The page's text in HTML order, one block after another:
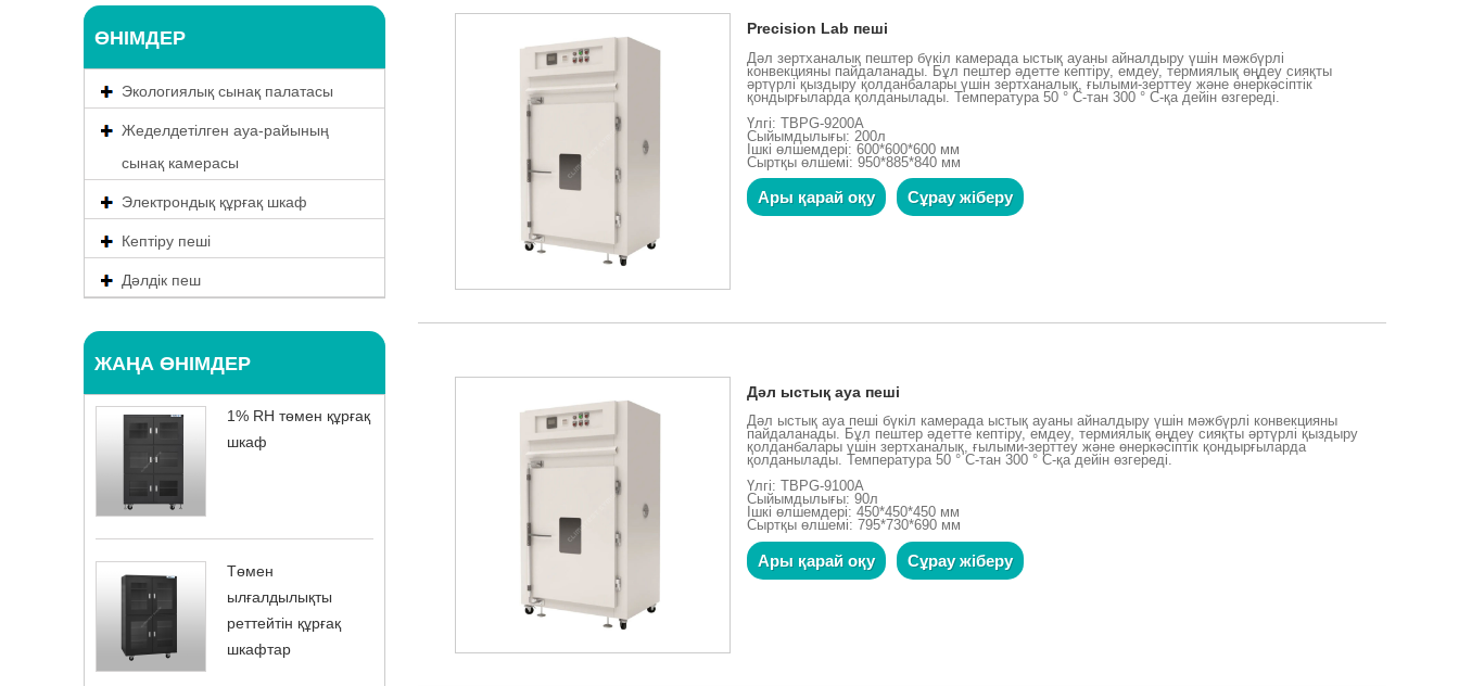
ӨНІМДЕР
Экологиялық сынақ палатасы
Жеделдетілген ауа-райының
сынақ камерасы
Электрондық құрғақ шкаф
Кептіру пеші
Дәлдік пеш
ЖАҢА ӨНІМДЕР
1% RH төмен құрғақ
шкаф
Төмен
ылғалдылықты
реттейтін құрғақ
шкафтар
Precision Lab пеші
Дәл зертханалық пештер бүкіл камерада ыстық ауаны айналдыру үшін мәжбүрлі
конвекцияны пайдаланады. Бұл пештер әдетте кептіру, емдеу, термиялық өңдеу сияқты
әртүрлі қыздыру қолданбалары үшін зертханалық, ғылыми-зерттеу және өнеркәсіптік
қондырғыларда қолданылады. Температура 50 ° C-тан 300 ° C-қа дейін өзгереді.
Үлгі: TBPG-9200A
Сыйымдылығы: 200л
Ішкі өлшемдері: 600*600*600 мм
Сыртқы өлшемі: 950*885*840 мм
Ары қарай оқу Сұрау жіберу
Дәл ыстық ауа пеші
Дәл ыстық ауа пеші бүкіл камерада ыстық ауаны айналдыру үшін мәжбүрлі конвекцияны
пайдаланады. Бұл пештер әдетте кептіру, емдеу, термиялық өңдеу сияқты әртүрлі қыздыру
қолданбалары үшін зертханалық, ғылыми-зерттеу және өнеркәсіптік қондырғыларда
қолданылады. Температура 50 ° C-тан 300 ° C-қа дейін өзгереді.
Үлгі: TBPG-9100A
Сыйымдылығы: 90л
Ішкі өлшемдері: 450*450*450 мм
Сыртқы өлшемі: 795*730*690 мм
Ары қарай оқу Сұрау жіберу